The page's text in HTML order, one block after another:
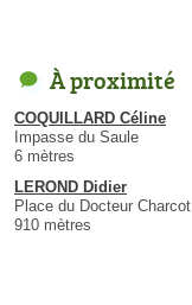
À proximité
COQUILLARD Céline
Impasse du Saule
6 mètres
LEROND Didier
Place du Docteur Charcot
910 mètres